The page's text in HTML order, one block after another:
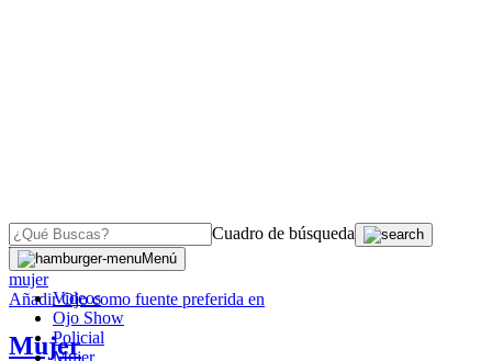
Cuadro de búsqueda
Menú
Videos
Ojo Show
Policial
Mujer
OJO
mujer
AñadirOjocomo fuente preferida en
Mujer